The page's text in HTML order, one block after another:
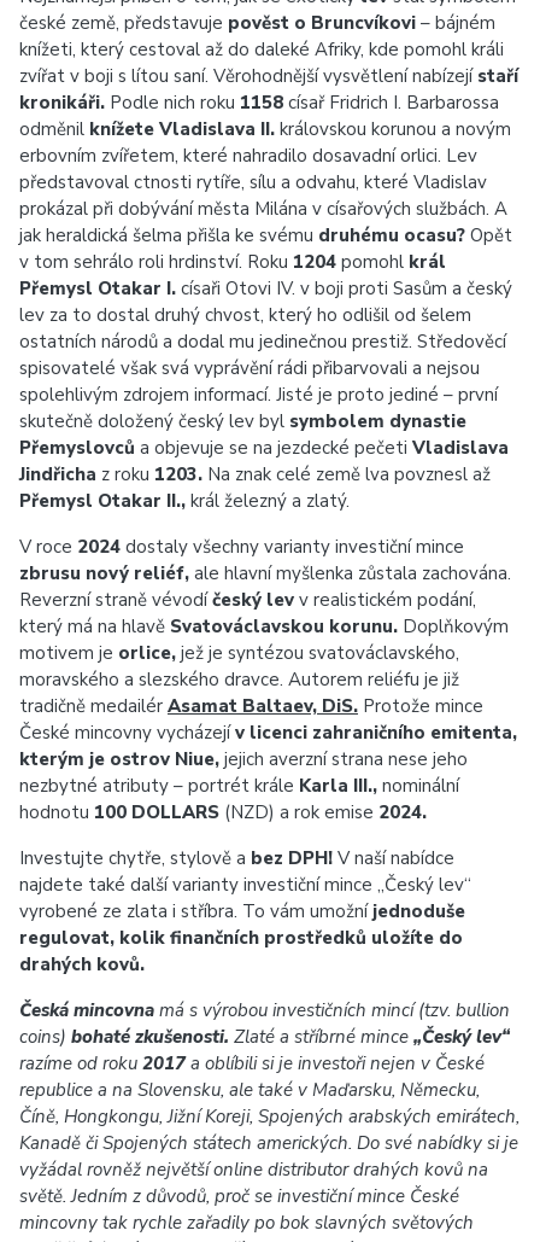
české země, představuje pověst o Bruncvíkovi – bájném
knížeti, který cestoval až do daleké Afriky, kde pomohl králi
zvířat v boji s lítou saní. Věrohodnější vysvětlení nabízejí staří
kronikáři. Podle nich roku 1158 císař Fridrich I. Barbarossa
odměnil knížete Vladislava II. královskou korunou a novým
erbovním zvířetem, které nahradilo dosavadní orlici. Lev
představoval ctnosti rytíře, sílu a odvahu, které Vladislav
prokázal při dobývání města Milána v císařových službách. A
jak heraldická šelma přišla ke svému druhému ocasu? Opět
v tom sehrálo roli hrdinství. Roku 1204 pomohl král
Přemysl Otakar I. císaři Otovi IV. v boji proti Sasům a český
lev za to dostal druhý chvost, který ho odlišil od šelem
ostatních národů a dodal mu jedinečnou prestiž. Středověcí
spisovatelé však svá vyprávění rádi přibarvovali a nejsou
spolehlivým zdrojem informací. Jisté je proto jediné – první
skutečně doložený český lev byl symbolem dynastie
Přemyslovců a objevuje se na jezdecké pečeti Vladislava
Jindřicha z roku 1203. Na znak celé země lva povznesl až
Přemysl Otakar II., král železný a zlatý.
V roce 2024 dostaly všechny varianty investiční mince
zbrusu nový reliéf, ale hlavní myšlenka zůstala zachována.
Reverzní straně vévodíčeský lev v realistickém podání,
který má na hlavě Svatováclavskou korunu. Doplňkovým
motivem je orlice, jež je syntézou svatováclavského,
moravského a slezského dravce. Autorem reliéfu je již
tradičně medailér Asamat Baltaev, DiS. Protože mince
České mincovny vycházejív licenci zahraničního emitenta,
kterým je ostrov Niue, jejich averzní strana nese jeho
nezbytné atributy – portrét krále Karla III., nominální
hodnotu 100 DOLLARS (NZD) a rok emise 2024.
Investujte chytře, stylově a bez DPH! V naší nabídce
najdete také další varianty investiční mince „Český lev“
vyrobené ze zlata i stříbra. To vám umožní jednoduše
regulovat, kolik finančních prostředků uložíte do
drahých kovů.
Česká mincovna má s výrobou investičních mincí (tzv. bullion
coins) bohaté zkušenosti. Zlaté a stříbrné mince „Český lev“
razíme od roku 2017a oblíbili si je investoři nejen v České
republice a na Slovensku, ale také v Maďarsku, Německu,
Číně, Hongkongu, Jižní Koreji, Spojených arabských emirátech,
Kanadě či Spojených státech amerických. Do své nabídky si je
vyžádal rovněž největší online distributor drahých kovů na
světě. Jedním z důvodů, proč se investiční mince České
mincovny tak rychle zařadily po bok slavných světových